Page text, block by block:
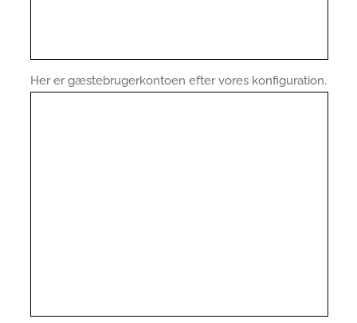
Her er gæstebrugerkontoen efter vores konfiguration.